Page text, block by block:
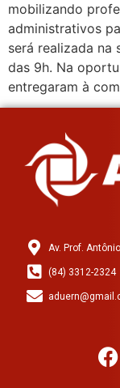
mobilizando
administrativos
será realizada na
das 9h. Na
entregaram à
Av. Prof.
(84) 3312-2324